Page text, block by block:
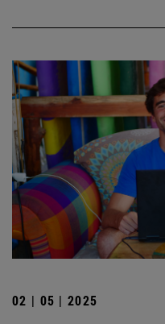
02 | 05 | 2025